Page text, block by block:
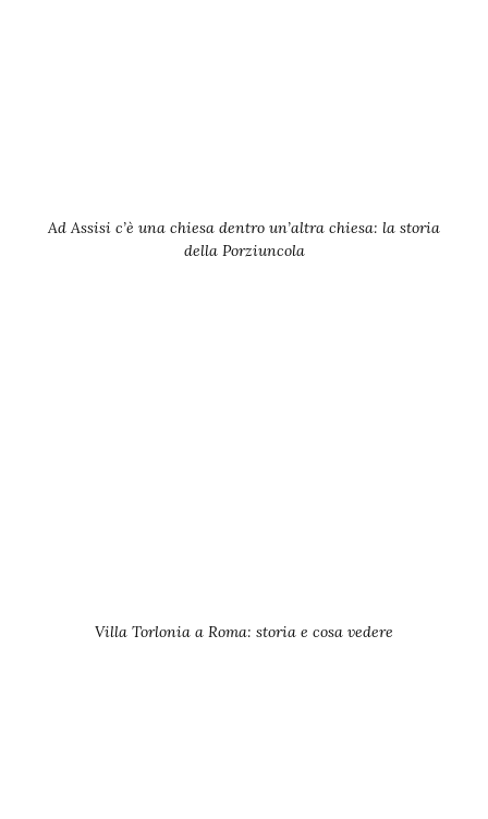
Ad Assisi c’è una chiesa dentro un’altra chiesa: la storia
della Porziuncola
Villa Torlonia a Roma: storia e cosa vedere